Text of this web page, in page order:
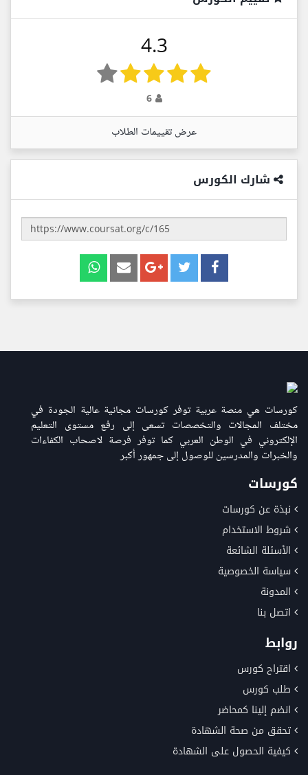
4.3
6
عرض تقييمات الطلاب
شارك الكورس
كورسات هي منصة عربية توفر كورسات مجانية عالية الجودة في
مختلف المجالات والتخصصات تسعى إلى رفع مستوى التعليم
الإلكتروني في الوطن العربي كما توفر فرصة لاصحاب الكفاءات
والخبرات والمدرسين للوصول إلى جمهور أكبر
كورسات
نبذة عن كورسات
شروط الاستخدام
الأسئلة الشائعة
سياسة الخصوصية
المدونة
اتصل بنا
روابط
اقتراح كورس
طلب كورس
انضم إلينا كمحاضر
تحقق من صحة الشهادة
كيفية الحصول على الشهادة